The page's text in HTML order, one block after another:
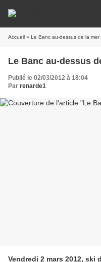
Accueil » Le Banc au-dessus de la mer
Le Banc au-dessus
Publié le 02/03/2012 à 18:04
Par renarde1
Vendredi 2 mars 2012, ski